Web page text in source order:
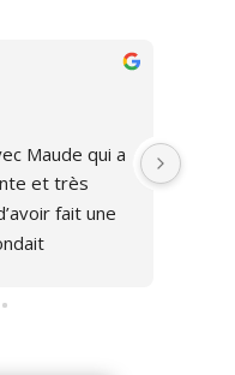
Maude qui a
et très
fait une
mon